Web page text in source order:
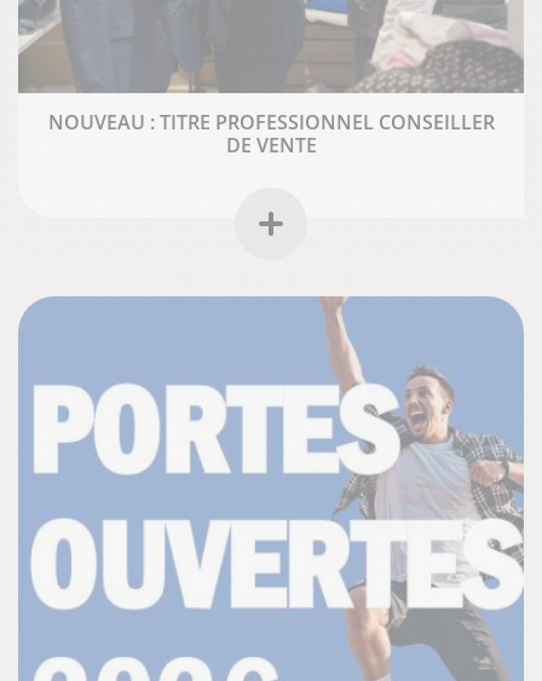
NOUVEAU : TITRE PROFESSIONNEL CONSEILLER
DE VENTE